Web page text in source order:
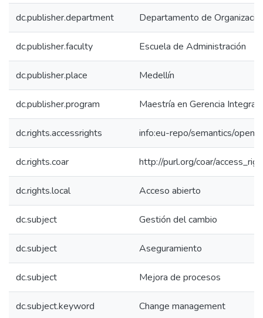
dc.publisher.department Departamento de
dc.publisher.faculty Escuela de Administración
dc.publisher.place Medellín
dc.publisher.program Maestría en Gerencia Integral
dc.rights.accessrights info:eu-repo/semantics/
dc.rights.coar http://purl.org/coar/
dc.rights.local Acceso abierto
dc.subject Gestión del cambio
dc.subject Aseguramiento
dc.subject Mejora de procesos
dc.subject.keyword Change management